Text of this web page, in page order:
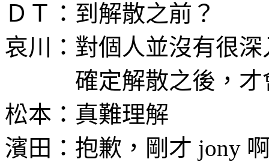
ＤＴ：到解散之前？
哀川：對個人並沒有很
確定解散之後，才會
松本：真難理解
濱田：抱歉，剛才 jony